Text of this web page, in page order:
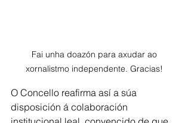
Fai unha doazón para axudar ao
xornalistmo independente. Gracias!
O Concello reafirma así a súa
disposición á colaboración